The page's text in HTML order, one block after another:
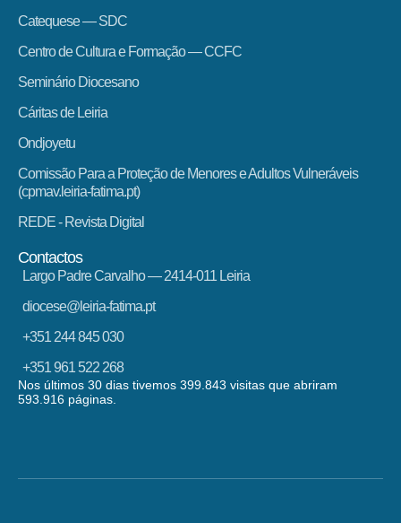
Catequese — SDC
Centro de Cultura e Formação — CCFC
Seminário Diocesano
Cáritas de Leiria
Ondjoyetu
Comissão Para a Proteção de Menores e Adultos Vulneráveis
(cpmav.leiria-fatima.pt)
REDE - Revista Digital
Contactos
Largo Padre Carvalho — 2414-011 Leiria
diocese@leiria-fatima.pt
+351 244 845 030
+351 961 522 268
Nos últimos 30 dias tivemos 399.843 visitas que abriram
593.916 páginas.